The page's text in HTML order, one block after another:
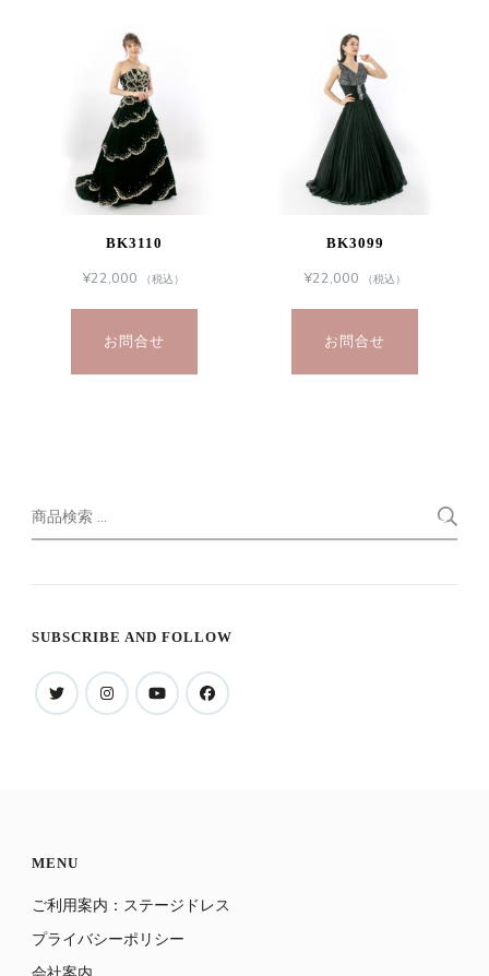
BK3110
¥22,000 （税込）
お問合せ
BK3099
¥22,000 （税込）
お問合せ
検
索
索
SUBSCRIBE AND FOLLOW
MENU
ご利用案内：ステージドレス
プライバシーポリシー